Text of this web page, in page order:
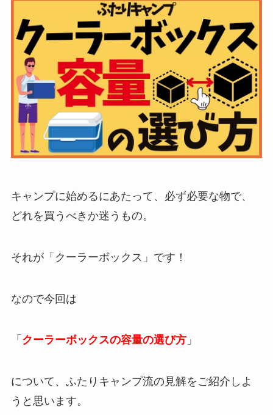
キャンプに始めるにあたって、必ず必要な物で、
どれを買うべきか迷うもの。
それが「クーラーボックス」です！
なので今回は
「 クーラーボックスの容量の選び方」
について、ふたりキャンプ流の見解をご紹介しよ
うと思います。